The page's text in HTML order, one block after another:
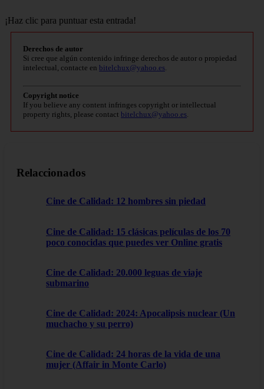
¡Haz clic para puntuar esta entrada!
Derechos de autor
Si cree que algún contenido infringe derechos de autor o propiedad
intelectual, contacte en bitelchux@yahoo.es
Copyright notice
If you believe any content infringes copyright or intellectual
property rights, please contact bitelchux@yahoo.es
Relaccionados
Cine de Calidad: 12 hombres sin piedad
Cine de Calidad: 15 clásicas películas de los 70
poco conocidas que puedes ver Online gratis
Cine de Calidad: 20.000 leguas de viaje
submarino
Cine de Calidad: 2024: Apocalipsis nuclear (Un
muchacho y su perro)
Cine de Calidad: 24 horas de la vida de una
mujer (Affair in Monte Carlo)